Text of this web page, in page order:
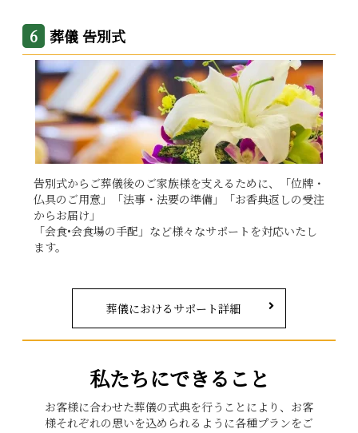
葬儀 告別式
告別式からご葬儀後のご家族様を支えるために、「位牌・
仏具のご用意」「法事・法要の準備」「お香典返しの受注
からお届け」
「会食•会食場の手配」など様々なサポートを対応いたし
ます。
葬儀におけるサポート詳細
私たちにできること
お客様に合わせた葬儀の式典を行うことにより、お客
様それぞれの思いを込められるように各種プランをご